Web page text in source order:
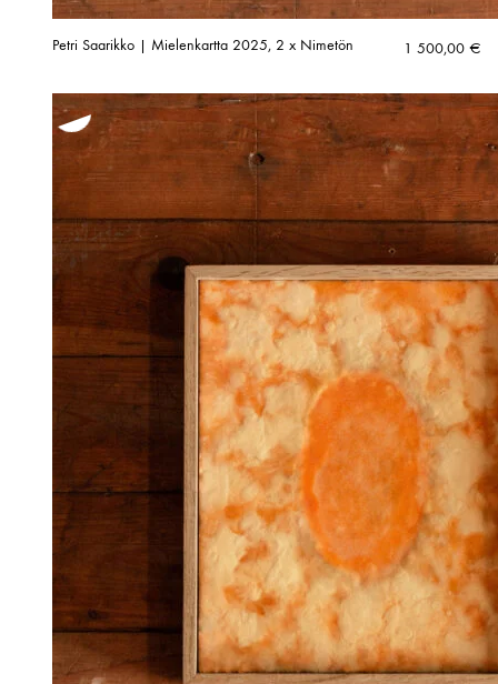
Petri Saarikko | Mielenkartta 2025, 2 x Nimetön 1 500,00 €